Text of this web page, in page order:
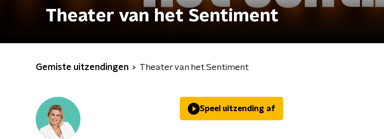
Theater van het Sentiment
Gemiste uitzendingen Theater van het Sentiment
Speel uitzending af